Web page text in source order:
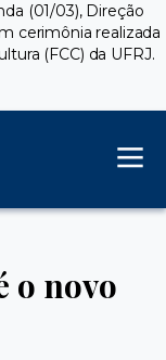
(01/03), Direção
cerimônia realizada
(FCC) da UFRJ.
o novo